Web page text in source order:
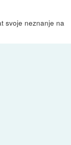
svoje neznanje na